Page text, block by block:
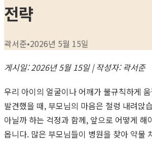
전략
곽서준•2026년 5월 15일
게시일: 2026년 5월 15일 | 작성자: 곽서준
우리 아이의 얼굴이나 어깨가 불규칙하게
발견했을 때, 부모님의 마음은 철렁 내려앉
아닐까 하는 걱정과 함께, 앞으로 어떻게 해
옵니다. 많은 부모님들이 병원을 찾아 약물